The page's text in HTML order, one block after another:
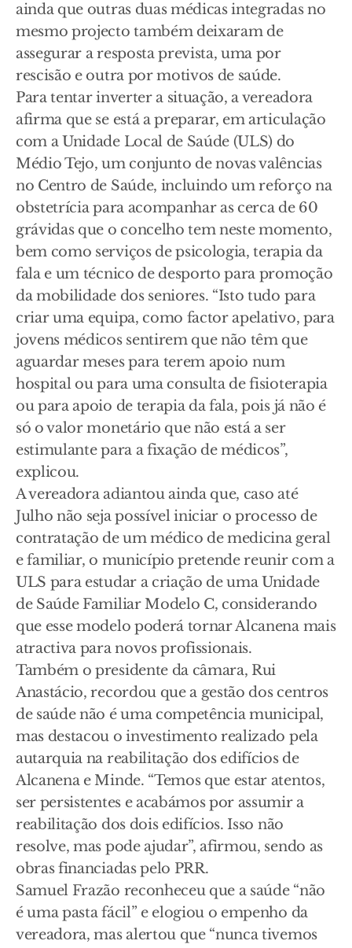
ainda que outras duas médicas integradas no
mesmo projecto também deixaram de
assegurar a resposta prevista, uma por
rescisão e outra por motivos de saúde.
Para tentar inverter a situação, a vereadora
afirma que se está a preparar, em articulação
com a Unidade Local de Saúde (ULS) do
Médio Tejo, um conjunto de novas valências
no Centro de Saúde, incluindo um reforço na
obstetrícia para acompanhar as cerca de 60
grávidas que o concelho tem neste momento,
bem como serviços de psicologia, terapia da
fala e um técnico de desporto para promoção
da mobilidade dos seniores. “Isto tudo para
criar uma equipa, como factor apelativo, para
jovens médicos sentirem que não têm que
aguardar meses para terem apoio num
hospital ou para uma consulta de fisioterapia
ou para apoio de terapia da fala, pois já não é
só o valor monetário que não está a ser
estimulante para a fixação de médicos”,
explicou.
A vereadora adiantou ainda que, caso até
Julho não seja possível iniciar o processo de
contratação de um médico de medicina geral
e familiar, o município pretende reunir com a
ULS para estudar a criação de uma Unidade
de Saúde Familiar Modelo C, considerando
que esse modelo poderá tornar Alcanena mais
atractiva para novos profissionais.
Também o presidente da câmara, Rui
Anastácio, recordou que a gestão dos centros
de saúde não é uma competência municipal,
mas destacou o investimento realizado pela
autarquia na reabilitação dos edifícios de
Alcanena e Minde. “Temos que estar atentos,
ser persistentes e acabámos por assumir a
reabilitação dos dois edifícios. Isso não
resolve, mas pode ajudar”, afirmou, sendo as
obras financiadas pelo PRR.
Samuel Frazão reconheceu que a saúde “não
é uma pasta fácil” e elogiou o empenho da
vereadora, mas alertou que “nunca tivemos